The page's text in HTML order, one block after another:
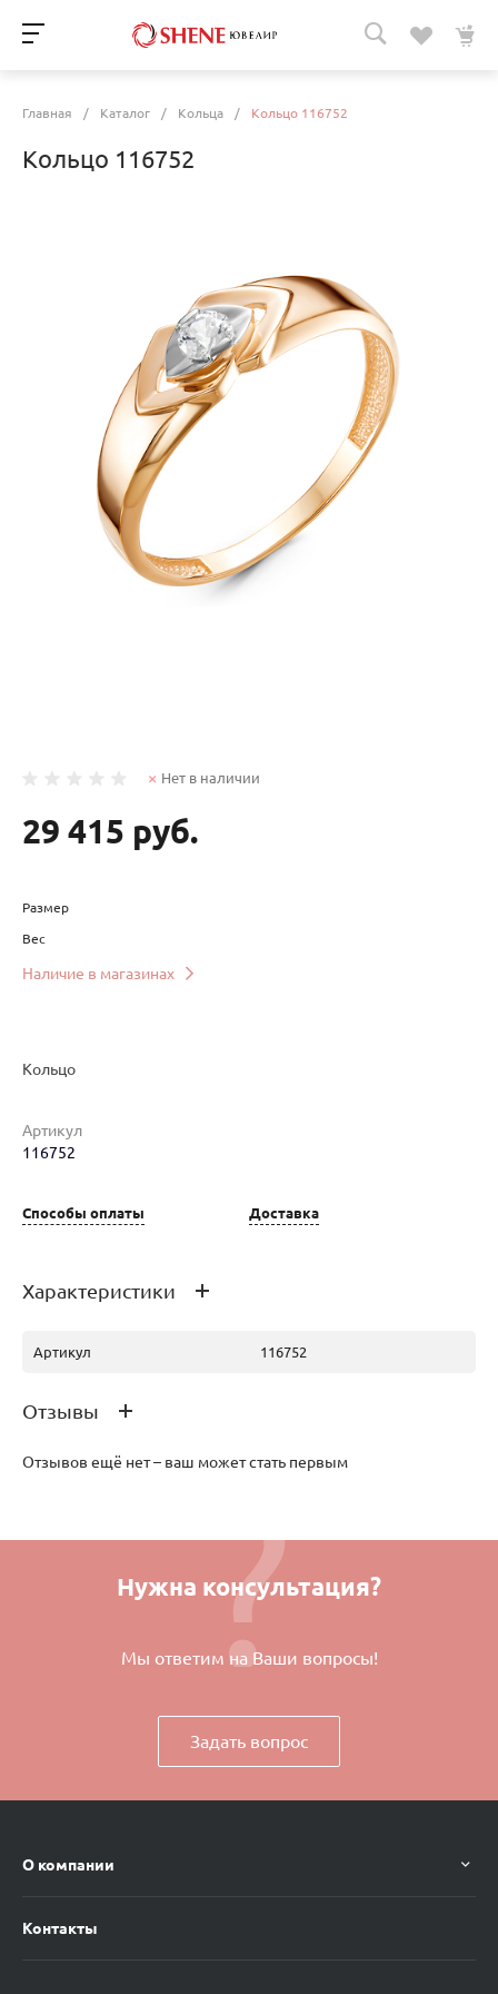
Главная / Каталог / Кольца / Кольцо 116752
Кольцо 116752
Нет в наличии
29 415 руб.
Размер
Вес
Наличие в магазинах
Наименование товара
Кольцо
Артикул
116752
Способы оплаты Доставка
Характеристики
Артикул 116752
Отзывы
Отзывов ещё нет – ваш может стать первым
Нужна консультация?
Мы ответим на Ваши вопросы!
Задать вопрос
О компании
Контакты